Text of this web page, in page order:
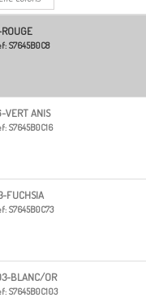
S7645B0C8
VERT ANIS
S7645B0C16
FUCHSIA
S7645B0C73
BLANC/OR
S7645B0C103